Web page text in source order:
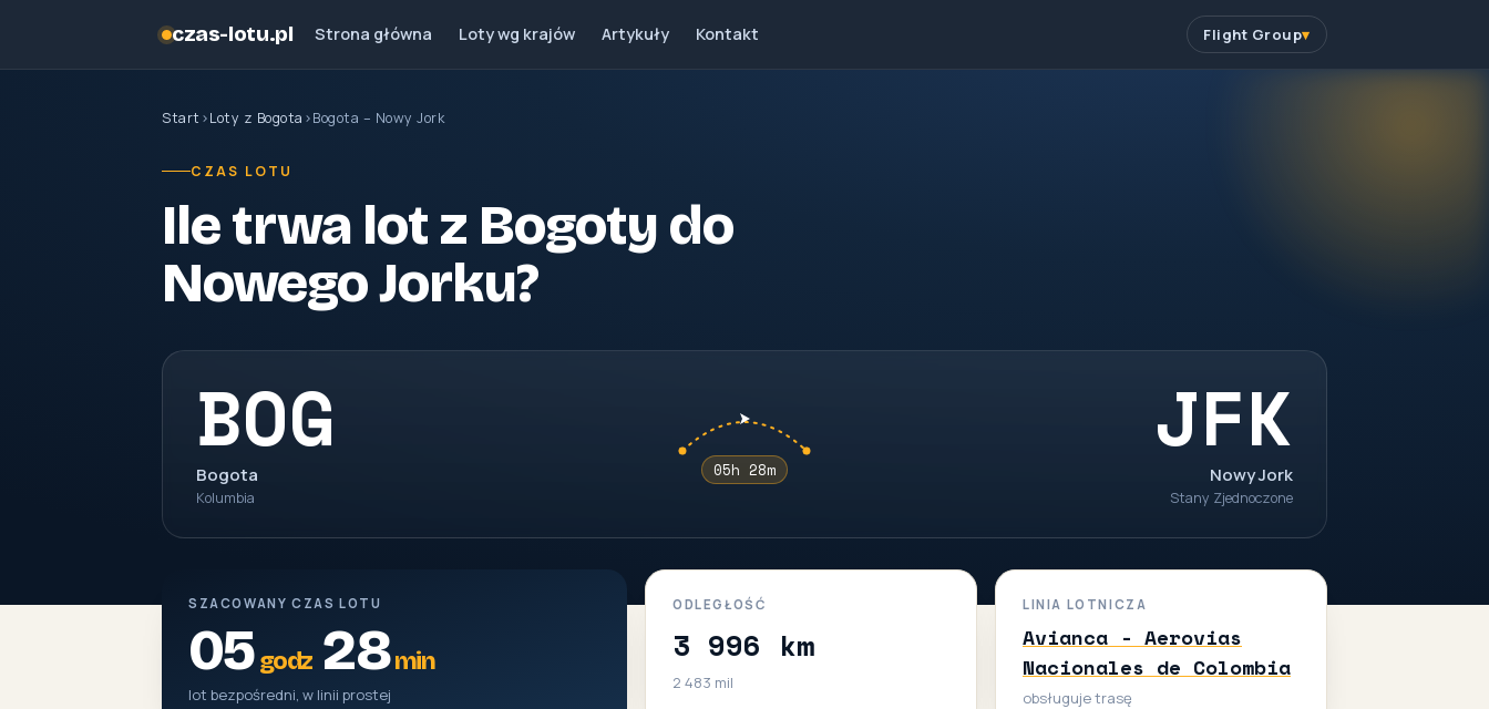
czas-lotu.pl Strona główna Loty wg krajów Artykuły Kontakt Flight Group
Start ›Loty z Bogota ›Bogota – Nowy Jork
CZAS LOTU
Ile trwa lot z Bogoty do
Nowego Jorku?
BOG
Bogota
Kolumbia
05h 28m JFK
Nowy Jork
Stany Zjednoczone
SZACOWANY CZAS LOTU
05godz28min
lot bezpośredni, w linii prostej
ODLEGŁOŚĆ
3 996 km
2 483 mil
LINIA LOTNICZA
Avianca - Aerovias
Nacionales de Colombia
obsługuje trasę